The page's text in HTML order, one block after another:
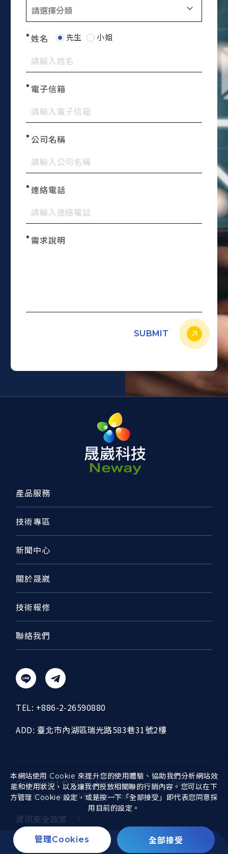
姓名 先生 小姐
電子信箱
公司名稱
連絡電話
需求說明
SUBMIT
產品服務
技術專區
新聞中心
關於晟崴
技術報修
聯絡我們
TEL: +886-2-26590880
ADD: 臺北市內湖區瑞光路583巷31號2樓
Copyright © 2026 Neway
Technology All Rights Reserved.
Design
by iBest
資訊安全政策
本網站使用 Cookie 來提升您的使用體驗、協助我們分析網站效
能和使用狀況，以及讓我們投放相關聯的行銷內容。您可以在下
方管理 Cookie 設定，或是按一下「全部接受」即代表您同意採
用目前的設定。
管理Cookies 全部接受